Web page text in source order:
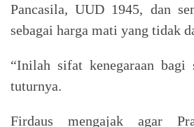
Pancasila, UUD 1945, dan
sebagai harga mati yang tidak
“Inilah sifat kenegaraan bagi
tuturnya.
Firdaus mengajak agar